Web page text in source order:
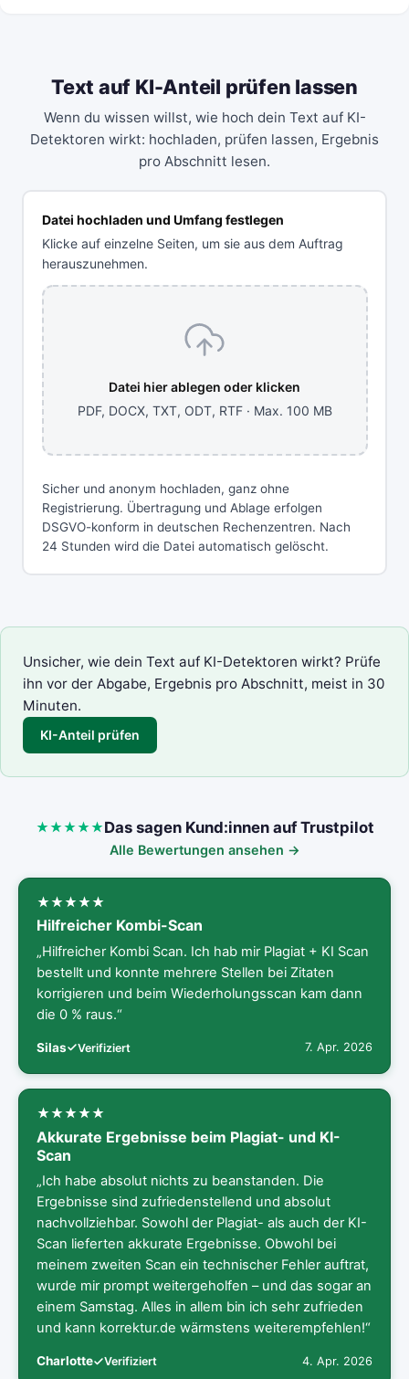
Text auf KI-Anteil prüfen lassen
Wenn du wissen willst, wie hoch dein Text auf KI-
Detektoren wirkt: hochladen, prüfen lassen, Ergebnis
pro Abschnitt lesen.
Datei hochladen und Umfang festlegen
Klicke auf einzelne Seiten, um sie aus dem Auftrag
herauszunehmen.
Datei hier ablegen oder klicken
PDF, DOCX, TXT, ODT, RTF · Max. 100 MB
Sicher und anonym hochladen, ganz ohne
Registrierung. Übertragung und Ablage erfolgen
DSGVO-konform in deutschen Rechenzentren. Nach
24 Stunden wird die Datei automatisch gelöscht.
Unsicher, wie dein Text auf KI-Detektoren wirkt? Prüfe
ihn vor der Abgabe, Ergebnis pro Abschnitt, meist in 30
Minuten.
KI-Anteil prüfen
Das sagen Kund:innen auf Trustpilot
Alle Bewertungen ansehen →
Hilfreicher Kombi-Scan
„Hilfreicher Kombi Scan. Ich hab mir Plagiat + KI Scan
bestellt und konnte mehrere Stellen bei Zitaten
korrigieren und beim Wiederholungsscan kam dann
die 0 % raus.“
Silas Verifiziert 7. Apr. 2026
Akkurate Ergebnisse beim Plagiat- und KI-
Scan
„Ich habe absolut nichts zu beanstanden. Die
Ergebnisse sind zufriedenstellend und absolut
nachvollziehbar. Sowohl der Plagiat- als auch der KI-
Scan lieferten akkurate Ergebnisse. Obwohl bei
meinem zweiten Scan ein technischer Fehler auftrat,
wurde mir prompt weitergeholfen – und das sogar an
einem Samstag. Alles in allem bin ich sehr zufrieden
und kann korrektur.de wärmstens weiterempfehlen!“
Charlotte Verifiziert 4. Apr. 2026